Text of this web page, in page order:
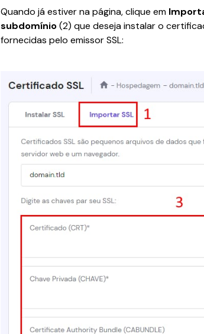
Quando já estiver na página, clique em
subdomínio (2) que deseja instalar o
fornecidas pelo emissor SSL: